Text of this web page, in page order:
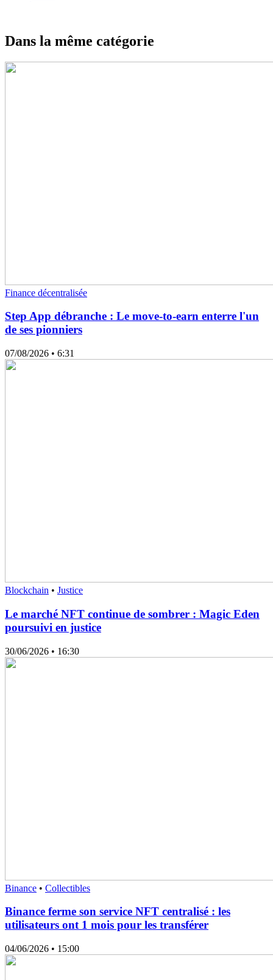
Dans la même catégorie
Finance décentralisée
Step App débranche : Le move-to-earn enterre l'un
de ses pionniers
07/08/2026 • 6:31
Blockchain • Justice
Le marché NFT continue de sombrer : Magic Eden
poursuivi en justice
30/06/2026 • 16:30
Binance • Collectibles
Binance ferme son service NFT centralisé : les
utilisateurs ont 1 mois pour les transférer
04/06/2026 • 15:00